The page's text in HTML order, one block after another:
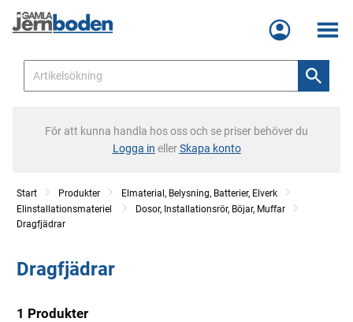
Meny
För att kunna handla hos oss och se priser behöver du
Logga in ellerSkapa konto
Start Produkter
Elmaterial, Belysning, Batterier, Elverk
Elinstallationsmateriel
Dosor, Installationsrör, Böjar, Muffar
Dragfjädrar
Dragfjädrar
1 Produkter